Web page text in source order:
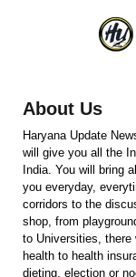
About Us
Haryana Update
will give you all the
India. You will bring
you everyday,
corridors to the
shop, from
to Universities, there
health to health
dieting, election or